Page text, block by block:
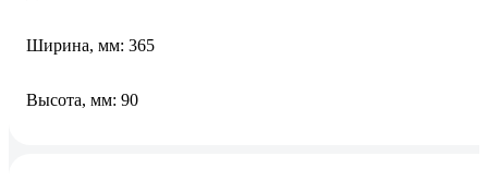
Ширина, мм: 365
Высота, мм: 90